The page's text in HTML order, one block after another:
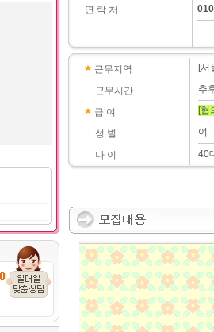
연 락 처
근무지역
근무시간
급 여
성 별
나 이
[서
추
[협
여
40